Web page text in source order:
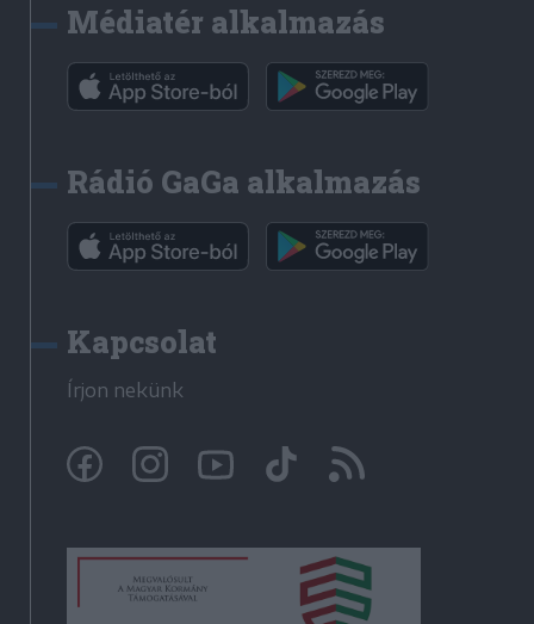
Médiatér alkalmazás
Rádió GaGa alkalmazás
Kapcsolat
Írjon nekünk